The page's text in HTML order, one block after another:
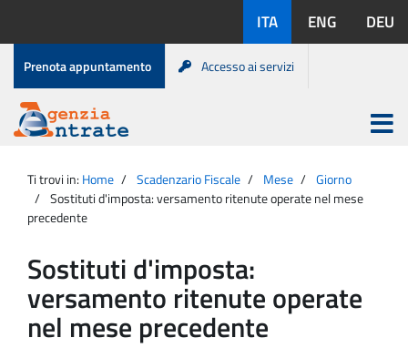
contenuto
disponibili:
ITA ENG DEU
Menu
di
servizio
Prenota appuntamento Accesso ai servizi
Agenzia
Entrate
Apri
menu
principale
Ti trovi in: Home Scadenzario Fiscale Mese
Giorno
Sostituti d'imposta: versamento ritenute operate nel mese
precedente
Sostituti d'imposta:
versamento ritenute operate
nel mese precedente